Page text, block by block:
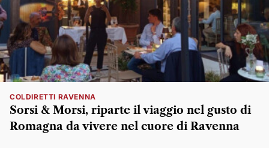
COLDIRETTI RAVENNA
Sorsi & Morsi, riparte il viaggio nel gusto di
Romagna da vivere nel cuore di Ravenna